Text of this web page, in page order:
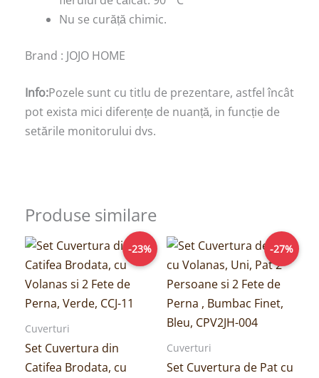
Nu se curăță chimic.
Brand : JOJO HOME
Info:Pozele sunt cu titlu de prezentare, astfel încât
pot exista mici diferențe de nuanță, in funcție de
setările monitorului dvs.
Produse similare
-23%
Cuverturi
Set Cuvertura din
Catifea Brodata, cu
Prețul
inițial
a
fost:
259,00lei.
Prețul
curent
este:
199,00lei.
-27%
Cuverturi
Set Cuvertura de Pat cu
Prețul
inițial
a
fost:
259,00lei.
Prețul
curent
este:
189,00lei.